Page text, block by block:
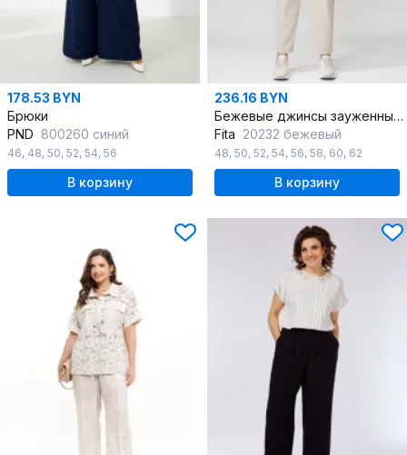
178.53 BYN
Брюки
PND 800260 синий
46, 48, 50, 52, 54, 56
В корзину
236.16 BYN
Бежевые джинсы зауженные с карманами и застежкой
Fita 20232 бежевый
48, 50, 52, 54, 56, 58, 60, 62
В корзину